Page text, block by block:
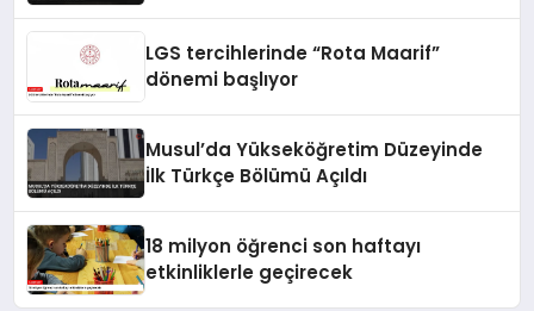
LGS tercihlerinde “Rota Maarif”
dönemi başlıyor
Musul’da Yükseköğretim Düzeyinde
İlk Türkçe Bölümü Açıldı
18 milyon öğrenci son haftayı
etkinliklerle geçirecek